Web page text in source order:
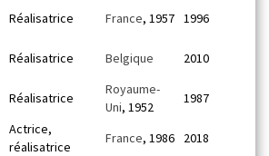
Réalisatrice France, 1957 1996
Réalisatrice Belgique 2010
Réalisatrice
Royaume-
Uni, 1952
1987
Actrice,
réalisatrice
France, 1986
2018